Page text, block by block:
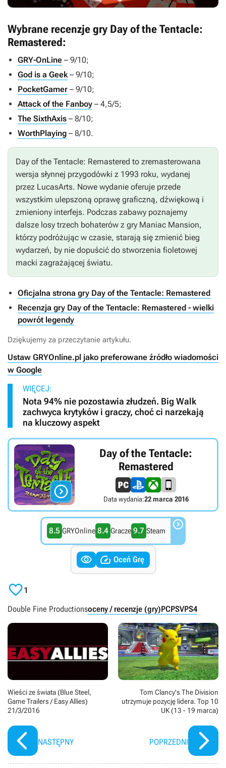
Wybrane recenzje gry Day of the Tentacle:
Remastered:
GRY-OnLine – 9/10;
God is a Geek– 9/10;
PocketGamer – 9/10;
Attack of the Fanboy – 4,5/5;
The SixthAxis – 8/10;
WorthPlaying – 8/10.
Day of the Tentacle: Remastered to zremasterowana
wersja słynnej przygodówki z 1993 roku, wydanej
przez LucasArts. Nowe wydanie oferuje przede
wszystkim ulepszoną oprawę graficzną, dźwiękową i
zmieniony interfejs. Podczas zabawy poznajemy
dalsze losy trzech bohaterów z gry Maniac Mansion,
którzy podróżując w czasie, starają się zmienić bieg
wydarzeń, by nie dopuścić do stworzenia fioletowej
macki zagrażającej światu.
Oficjalna strona gry Day of the Tentacle: Remastered
Recenzja gry Day of the Tentacle: Remastered - wielki
powrót legendy
Dziękujemy za przeczytanie artykułu.
Ustaw GRYOnline.pl jako preferowane źródło wiadomości
w Google
WIĘCEJ:
Nota 94% nie pozostawia złudzeń. Big Walk
zachwyca krytyków i graczy, choć ci narzekają
na kluczowy aspekt

Day of the Tentacle:
Remastered
Data wydania:22 marca 2016
8.5 GRYOnline 8.4 Gracze 9.7 Steam 
  Oceń Grę
1
Double Fine Productionsoceny / recenzje (gry)PCPSVPS4
Wieści ze świata (Blue Steel,
Game Trailers / Easy Allies)
21/3/2016
NASTĘPNY
Tom Clancy's The Division
utrzymuje pozycję lidera. Top 10
UK (13 - 19 marca)
POPRZEDNI